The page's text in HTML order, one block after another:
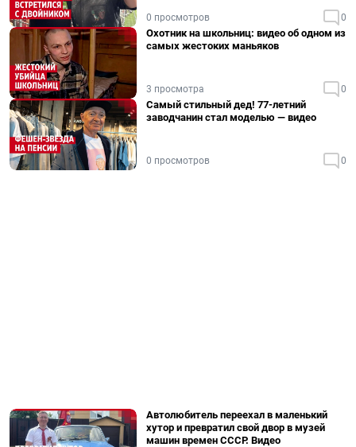
0 просмотров 0
Охотник на школьниц: видео об одном из
самых жестоких маньяков
3 просмотра 0
Самый стильный дед! 77-летний
заводчанин стал моделью — видео
0 просмотров 0
Автолюбитель переехал в маленький
хутор и превратил свой двор в музей
машин времен СССР. Видео